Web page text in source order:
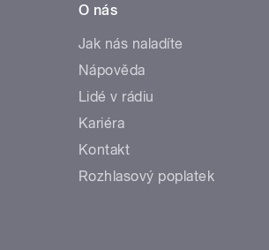
O nás
Jak nás naladíte
Nápověda
Lidé v rádiu
Kariéra
Kontakt
Rozhlasový poplatek